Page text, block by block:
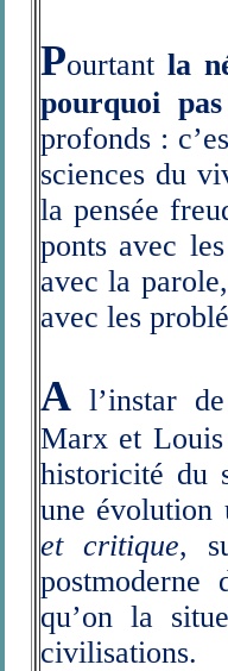
Pourtant la
pourquoi
profonds :
sciences du
la pensée
ponts avec
avec la
avec les
A l’instar
Marx et Louis
historicité du
une
et critique,
postmoderne
qu’on la
civilisations.